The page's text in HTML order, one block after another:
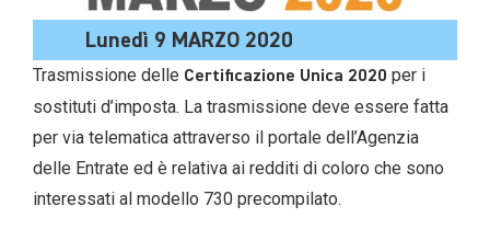
Lunedì 9 MARZO 2020
Trasmissione delle Certificazione Unica 2020 per i
sostituti d’imposta. La trasmissione deve essere fatta
per via telematica attraverso il portale dell’Agenzia
delle Entrate ed è relativa ai redditi di coloro che sono
interessati al modello 730 precompilato.